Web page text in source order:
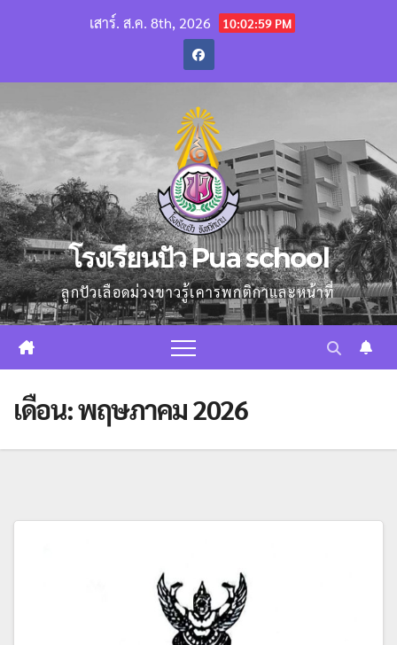
เสาร์. ส.ค. 8th, 2026 10:03:00 PM
โรงเรียนปัว Pua school
ลูกปัวเลือดม่วงขาวรู้เคารพกติกาและหน้าที่
เดือน:พฤษภาคม 2026